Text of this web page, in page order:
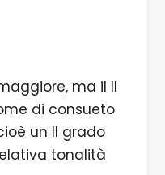
ma il II
di consueto
un II grado
tonalità